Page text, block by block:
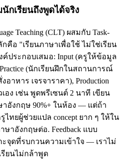
กเรียนถึงพูดได้จริง
Teaching (CLT) ผสมกับ Task-
กคือ "เรียนภาษาเพื่อใช้ ไม่ใช่เรียน
ประกอบเสมอ: Input (ครูให้ข้อมูล
(นักเรียนฝึกในสถานการณ์
าหาร เจรจาราคา), Production
อง เช่น พูดพรีเซนต์ 2 นาที เขียน
อังกฤษ 90%+ ในห้อง — แต่ถ้า
ทยผู้ช่วยแปล concept ยาก ๆ ให้ใน
าอังกฤษต่อ. Feedback แบบ
าะจุดที่รบกวนความเข้าใจ — เราไม่
รียนไม่กล้าพูด